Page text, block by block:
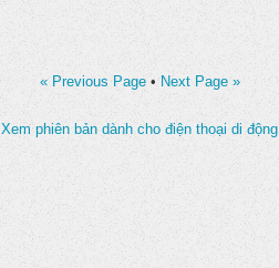
« Previous Page • Next Page »
Xem phiên bản dành cho điện thoại di động